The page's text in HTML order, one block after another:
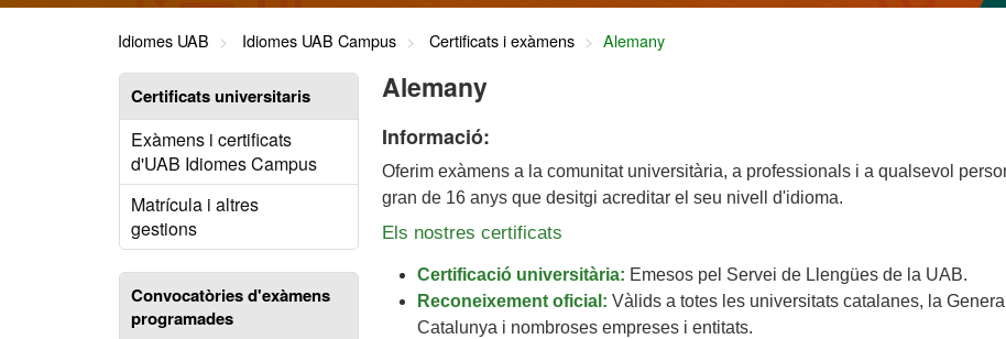
Idiomes UAB Idiomes UAB Campus Certificats i exàmens Alemany
Certificats universitaris
Exàmens i certificats
d'UAB Idiomes Campus
Matrícula i altres
gestions
Convocatòries d'exàmens
programades
Alemany
Informació:
Oferim exàmens a la comunitat universitària, a professionals i a qualsevol
gran de 16 anys que desitgi acreditar el seu nivell d'idioma.
Els nostres certificats
Certificació universitària: Emesos pel Servei de Llengües de la UAB.
Reconeixement oficial: Vàlids a totes les universitats catalanes, la
Catalunya i nombroses empreses i entitats.